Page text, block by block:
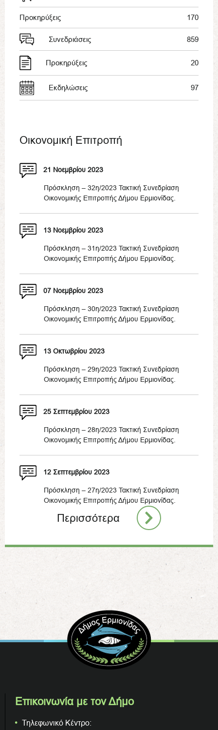
Προκηρύξεις 170
Συνεδριάσεις 859
Προκηρύξεις 20
Εκδηλώσεις 97
Οικονομική Επιτροπή
21 Νοεμβρίου 2023
Πρόσκληση – 32η/2023 Τακτική Συνεδρίαση
Οικονομικής Επιτροπής Δήμου Ερμιονίδας.
13 Νοεμβρίου 2023
Πρόσκληση – 31η/2023 Τακτική Συνεδρίαση
Οικονομικής Επιτροπής Δήμου Ερμιονίδας.
07 Νοεμβρίου 2023
Πρόσκληση – 30η/2023 Τακτική Συνεδρίαση
Οικονομικής Επιτροπής Δήμου Ερμιονίδας.
13 Οκτωβρίου 2023
Πρόσκληση – 29η/2023 Τακτική Συνεδρίαση
Οικονομικής Επιτροπής Δήμου Ερμιονίδας.
25 Σεπτεμβρίου 2023
Πρόσκληση – 28η/2023 Τακτική Συνεδρίαση
Οικονομικής Επιτροπής Δήμου Ερμιονίδας.
12 Σεπτεμβρίου 2023
Πρόσκληση – 27η/2023 Τακτική Συνεδρίαση
Οικονομικής Επιτροπής Δήμου Ερμιονίδας.
Περισσότερα
Επικοινωνία με τον Δήμο
Τηλεφωνικό Κέντρο: